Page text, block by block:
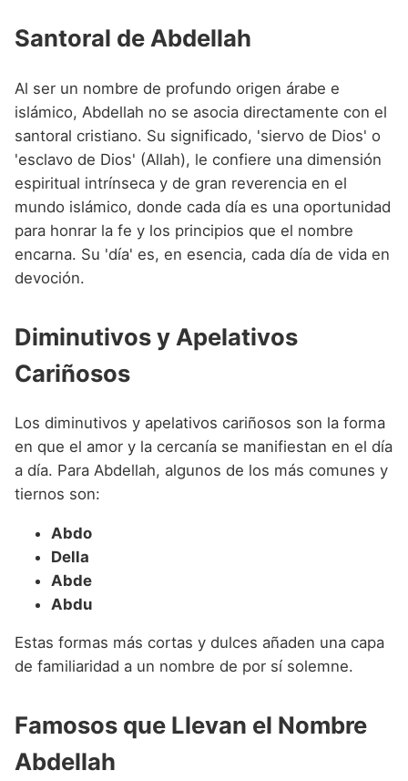
Santoral de Abdellah
Al ser un nombre de profundo origen árabe e
islámico, Abdellah no se asocia directamente con el
santoral cristiano. Su significado, 'siervo de Dios' o
'esclavo de Dios' (Allah), le confiere una dimensión
espiritual intrínseca y de gran reverencia en el
mundo islámico, donde cada día es una oportunidad
para honrar la fe y los principios que el nombre
encarna. Su 'día' es, en esencia, cada día de vida en
devoción.
Diminutivos y Apelativos
Cariñosos
Los diminutivos y apelativos cariñosos son la forma
en que el amor y la cercanía se manifiestan en el día
a día. Para Abdellah, algunos de los más comunes y
tiernos son:
Abdo
Della
Abde
Abdu
Estas formas más cortas y dulces añaden una capa
de familiaridad a un nombre de por sí solemne.
Famosos que Llevan el Nombre
Abdellah